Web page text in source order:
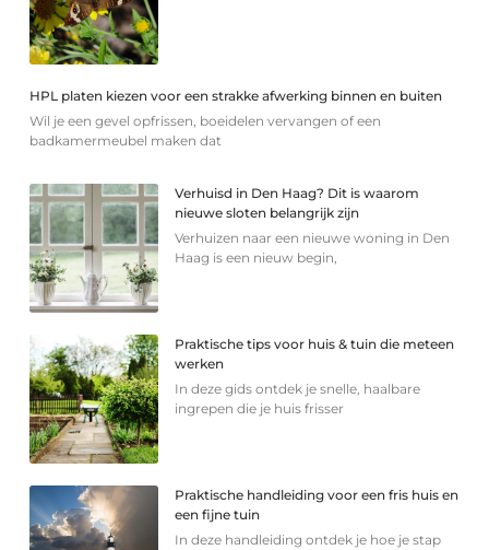
HPL platen kiezen voor een strakke afwerking binnen en buiten
Wil je een gevel opfrissen, boeidelen vervangen of een
badkamermeubel maken dat
Verhuisd in Den Haag? Dit is waarom
nieuwe sloten belangrijk zijn
Verhuizen naar een nieuwe woning in Den
Haag is een nieuw begin,
Praktische tips voor huis & tuin die meteen
werken
In deze gids ontdek je snelle, haalbare
ingrepen die je huis frisser
Praktische handleiding voor een fris huis en
een fijne tuin
In deze handleiding ontdek je hoe je stap